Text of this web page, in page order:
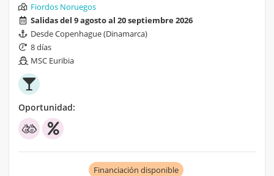
Fiordos Noruegos
Salidas del 9 agosto al 20 septiembre 2026
Desde Copenhague (Dinamarca)
8 días
MSC Euribia
Oportunidad:
Financiación disponible